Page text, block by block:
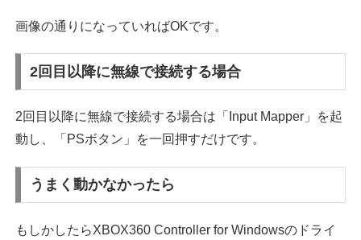
画像の通りになっていればOKです。
2回目以降に無線で接続する場合
2回目以降に無線で接続する場合は「Input Mapper」を起
動し、「PSボタン」を一回押すだけです。
うまく動かなかったら
もしかしたらXBOX360 Controller for Windowsのドライ